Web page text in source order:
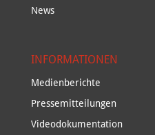
News
INFORMATIONEN
Medienberichte
Pressemitteilungen
Videodokumentation